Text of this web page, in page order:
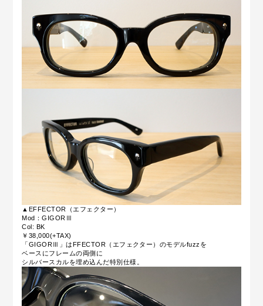
▲EFFECTOR（エフェクター）
Mod：GIGORⅢ
Col: BK
￥38,000(+TAX)
「GIGORⅢ」はFFECTOR（エフェクター）のモデルfuzzを
ベースにフレームの両側に
シルバースカルを埋め込んだ特別仕様。